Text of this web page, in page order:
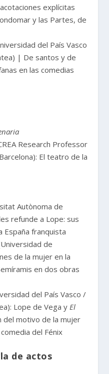
explícitas
y las Partes, de
del País Vasco
| De santos y de
en las comedias
Research Professor
El teatro de la
Autònoma de
refunde a Lope: sus
España franquista
de
de la mujer en la
en dos obras
del País Vasco /
Lope de Vega y El
del motivo de la mujer
del Fénix
de actos